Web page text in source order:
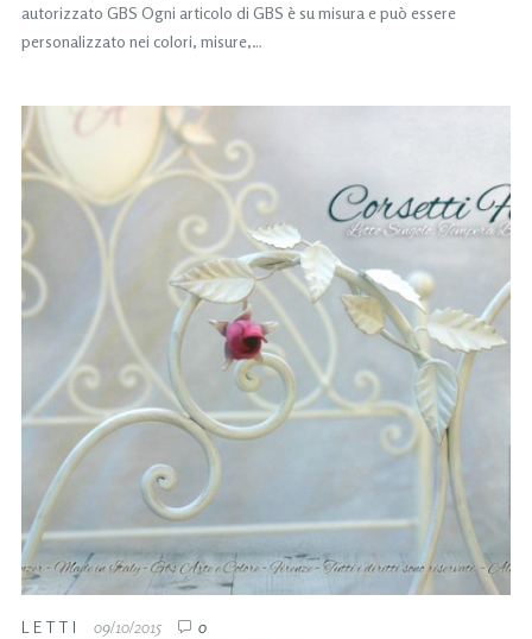
autorizzato GBS Ogni articolo di GBS è su misura e può essere
personalizzato nei colori, misure,…
LETTI 09/10/2015 0